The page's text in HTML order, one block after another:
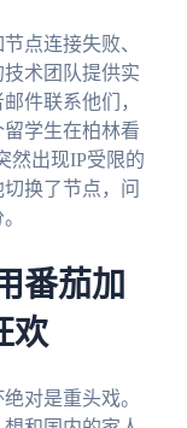
点连接失败、
术团队提供实
件联系他们，
学生在柏林看
然出现IP受限的
换了节点，问
番茄加
欢
对是重头戏。